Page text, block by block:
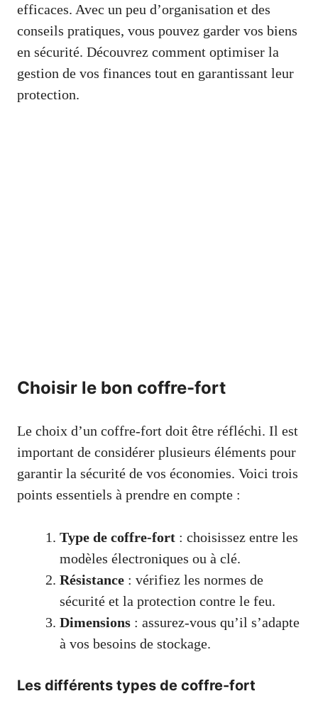
efficaces. Avec un peu d’organisation et des
conseils pratiques, vous pouvez garder vos biens
en sécurité. Découvrez comment optimiser la
gestion de vos finances tout en garantissant leur
protection.
Choisir le bon coffre-fort
Le choix d’un coffre-fort doit être réfléchi. Il est
important de considérer plusieurs éléments pour
garantir la sécurité de vos économies. Voici trois
points essentiels à prendre en compte :
Type de coffre-fort : choisissez entre les
modèles électroniques ou à clé.
Résistance : vérifiez les normes de
sécurité et la protection contre le feu.
Dimensions : assurez-vous qu’il s’adapte
à vos besoins de stockage.
Les différents types de coffre-fort